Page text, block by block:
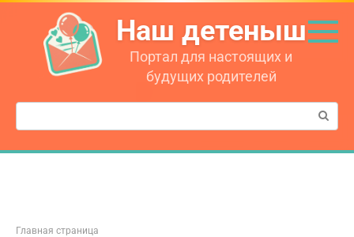
Перейти
контенту
Наш детеныш
Портал для настоящих и
будущих родителей
Поиск:
Главная страница